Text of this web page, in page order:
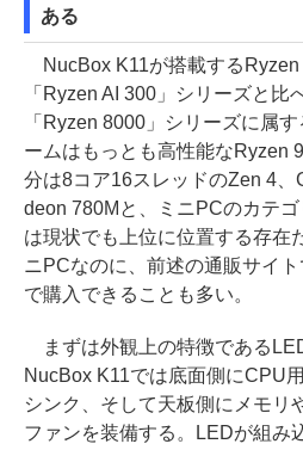
ある
NucBox K11が搭載するRyzen
「Ryzen AI 300」シリーズと比
「Ryzen 8000」シリーズに属
ームはもっとも高性能なRyzen
分は8コア16スレッドのZen 4
deon 780Mと、ミニPCのカテ
は現状でも上位に位置する存在
ニPCなのに、前述の通販サイ
で購入できることも多い。
まずは外観上の特徴である
NucBox K11では底面側にCPU
シンク、そして天板側にメモリ
ファンを装備する。LEDが組み